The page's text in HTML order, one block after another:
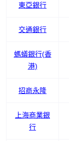
東亞銀行
交通銀行
螞蟻銀行(香
港)
招商永隆
上海商業銀
行